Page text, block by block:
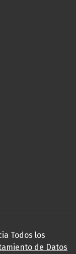
Todos los
de Datos